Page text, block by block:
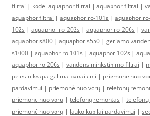
filtrai | kodel aquaphor filtrai | aquaphor filtrai |
aquaphor filtrai | aquaphor ro-101s | aquaphor
102s | aquaphor ro-202s | aquaphor ro-206s |
aquaphor s800 | aquaphor s550 | geriamo
s1000 | aquaphor ro 101s | aquaphor 102s |
aquaphor ro 206s | vandens minkstinimo filtrai |
pelesio kvapa galima panaikinti | priemone nuo
pardavimui | priemonė nuo vorų | telefonų
priemone nuo voru | telefonų remontas | telefonų
priemonė nuo vorų | lauko kubilai pardavimui |